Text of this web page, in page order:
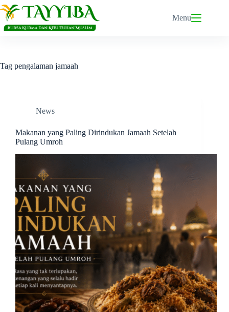
Skip
to
content
Menu
Tag pengalaman jamaah
News
Makanan yang Paling Dirindukan Jamaah Setelah
Pulang Umroh